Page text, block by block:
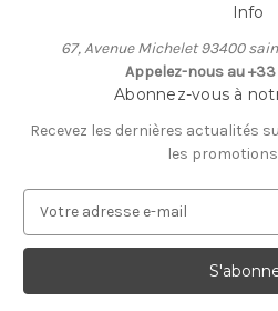
Info
67, Avenue Michelet 93400
Appelez-nous au +33
Abonnez-vous à
Recevez les dernières actualités
les
r
s